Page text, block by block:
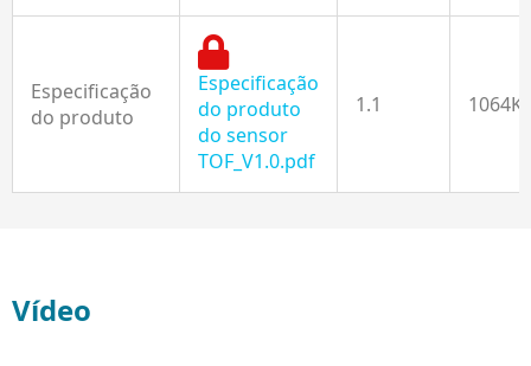
Especificação
do produto
Especificação
do produto
do sensor
TOF_V1.0.pdf
1.1
Vídeo